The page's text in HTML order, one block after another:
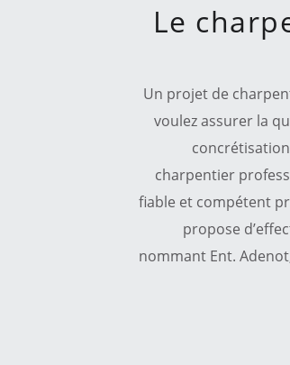
Le
Un projet de
voulez assurer la
charpentier
fiable et compétent
propose
nommant Ent.